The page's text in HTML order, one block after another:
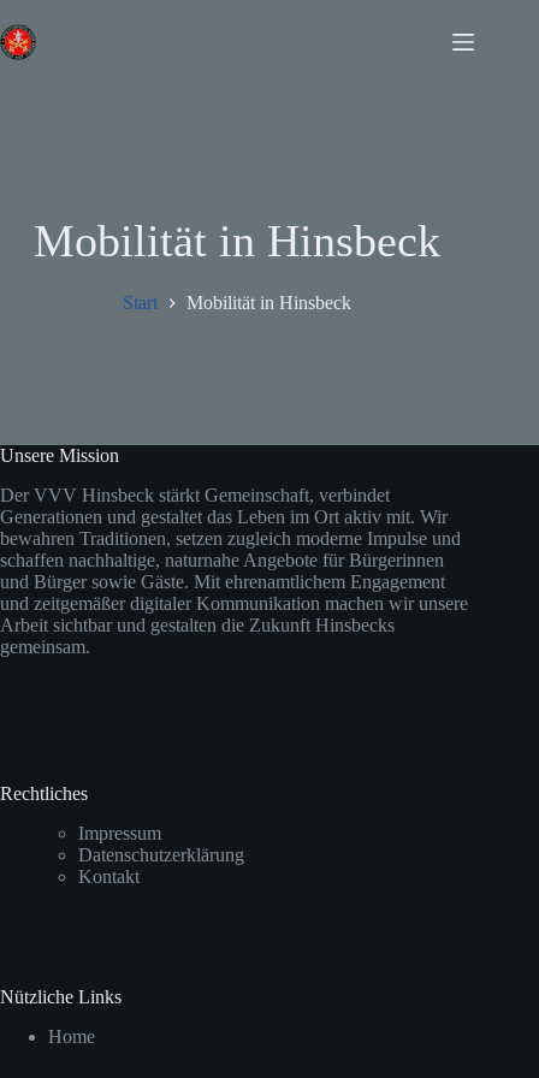
Inhalt
springen
Mobilität in Hinsbeck
Start Mobilität in Hinsbeck
Unsere Mission
Der VVV Hinsbeck stärkt Gemeinschaft, verbindet
Generationen und gestaltet das Leben im Ort aktiv mit. Wir
bewahren Traditionen, setzen zugleich moderne Impulse und
schaffen nachhaltige, naturnahe Angebote für Bürgerinnen
und Bürger sowie Gäste. Mit ehrenamtlichem Engagement
und zeitgemäßer digitaler Kommunikation machen wir unsere
Arbeit sichtbar und gestalten die Zukunft Hinsbecks
gemeinsam.
Rechtliches
Impressum
Datenschutzerklärung
Kontakt
Nützliche Links
Home